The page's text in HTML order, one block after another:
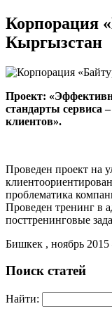
Корпорация
Кыргызстан
Проект:
стандарты сервиса
клиентов».
Проведен проект на
проблематика
Проведен тренинг в
посттренинговые
Бишкек , ноябрь 2015
Поиск статей
Найти: